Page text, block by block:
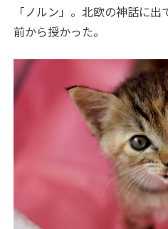
「ノルン」。北欧の神話に
前から授かった。